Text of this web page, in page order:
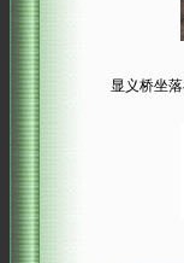
显义桥坐落在